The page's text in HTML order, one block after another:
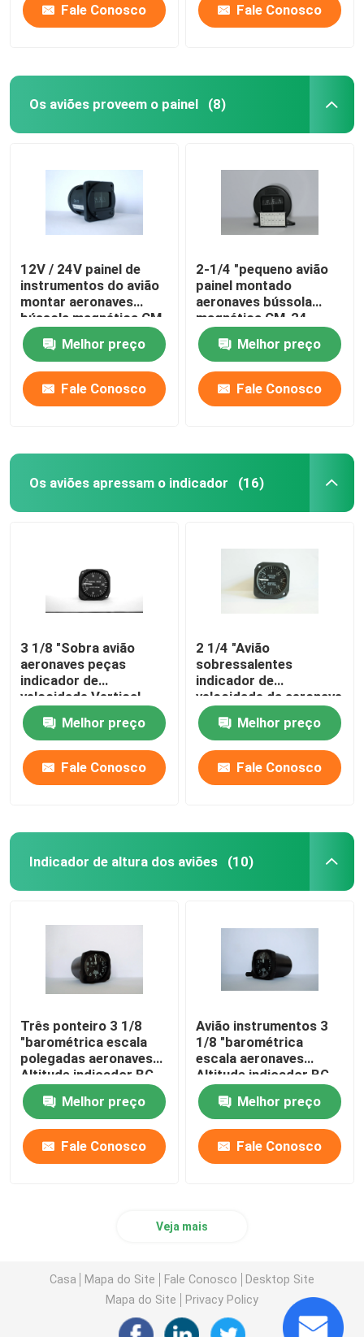
Fale Conosco Fale Conosco
Os aviões proveem o painel (8)
12V / 24V painel de
instrumentos do avião
montar aeronaves
bússola magnética CM-
13
Melhor preço
Fale Conosco
2-1/4 "pequeno avião
painel montado
aeronaves bússola
magnética CM-24
Melhor preço
Fale Conosco
Os aviões apressam o indicador (16)
3 1/8 "Sobra avião
aeronaves peças
indicador de
velocidade Vertical
Gauge BC-2A
Melhor preço
Fale Conosco
2 1/4 "Avião
sobressalentes
indicador de
velocidade da aeronave
BC Guages-6
Melhor preço
Fale Conosco
Indicador de altura dos aviões (10)
Três ponteiro 3 1/8
"barométrica escala
polegadas aeronaves
Altitude indicador BG-
3A
Melhor preço
Fale Conosco
Avião instrumentos 3
1/8 "barométrica
escala aeronaves
Altitude indicador BG-
3A
Melhor preço
Fale Conosco
Veja mais
Casa Mapa do Site Fale Conosco
Desktop Site
Mapa do Site
Privacy Policy